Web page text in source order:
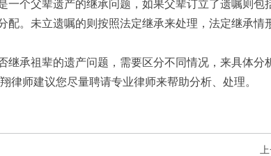
一个父辈遗产的继承问题，如果父辈订立了遗嘱则包
配。未立遗嘱的则按照法定继承来处理，法定继承情
继承祖辈的遗产问题，需要区分不同情况，来具体分
律师建议您尽量聘请专业律师来帮助分析、处理。